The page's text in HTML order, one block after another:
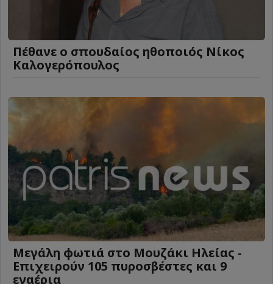
Πέθανε ο σπουδαίος ηθοποιός Νίκος
Καλογερόπουλος
Μεγάλη φωτιά στο Μουζάκι Ηλείας -
Επιχειρούν 105 πυροσβέστες και 9
εναέρια